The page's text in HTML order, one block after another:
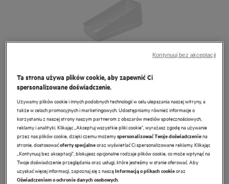
Dotknij, aby powiększyć.
M2CKCF13
Element prostokątny 15.
0 (0)
Cechy
Ta strona używa plików cookie, aby zapewnić Ci
spersonalizowane doświadczenie.
Używamy plików cookie i innych podobnych technologii w celu ulepszania naszej witryny, a
także w celach promocyjnych i marketingowych. Udostępniamy również informacje o
korzystaniu z naszej strony naszym partnerom z obszarów mediów społecznościowych,
reklamy i analityki. Klikając „Akceptuj wszystkie pliki cookie", wyrażasz zgodę na używanie
przez nas plików cookie, dzięki czemu możemyspersonalizować Twoje doświadczeniena
stronie, dostosowaćoferty specjalneoraz wyświetlać Ci spersonalizowane reklamy. Klikając
„Kontynuuj bez akceptacji", blokujesz opcjonalne rodzaje plików cookie, co może wpłynąć na
Twoje doświadczenie przeglądania oraz usługi, które jesteśmy w stanie oferować. Aby
uzyskać więcej informacji, zapoznaj się z nasząInformacją o plikach cookieoraz
Oświadczeniem o ochronie danych osobowych.
Kontynuuj bez akceptacji